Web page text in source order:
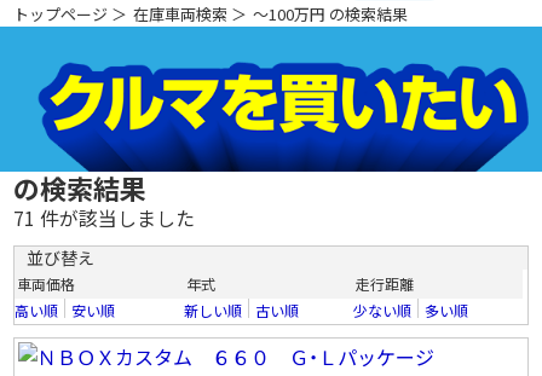
トップページ ＞ 在庫車両検索 ＞ ～100万円 の検索結果
の検索結果
71 件が該当しました
並び替え
車両価格
高い順
安い順
年式
新しい順
古い順
走行距離
少ない順
多い順